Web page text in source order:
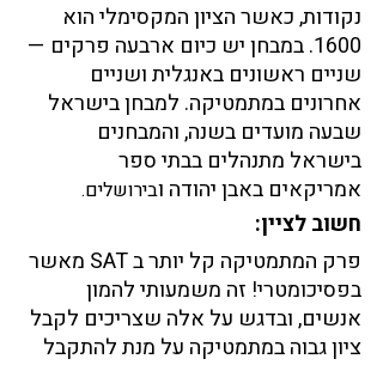
נקודות, כאשר הציון המקסימלי הוא
1600. במבחן יש כיום ארבעה פרקים —
שניים ראשונים באנגלית ושניים
אחרונים במתמטיקה. למבחן בישראל
שבעה מועדים בשנה, והמבחנים
בישראל מתנהלים בבתי ספר
אמריקאים באבן יהודה ובירושלים.
חשוב לציין:
פרק המתמטיקה קל יותר ב SAT מאשר
בפסיכומטרי! זה משמעותי להמון
אנשים, ובדגש על אלה שצריכים לקבל
ציון גבוה במתמטיקה על מנת להתקבל